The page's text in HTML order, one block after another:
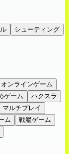
シューティング
オンラインゲーム
ゲーム
ハクスラ
マルチプレイ
ム
戦艦ゲーム